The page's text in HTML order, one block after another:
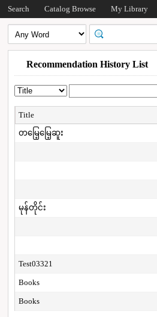
Search Catalog Browse My Library
Recommendation History List
Title
တမြေ့မြေ့ဆူး
မုန်တိုင်း
Test03321
Books
Books